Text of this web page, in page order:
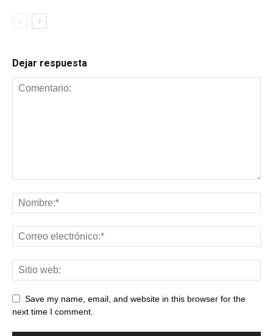
Dejar respuesta
Save my name, email, and website in this browser for the
next time I comment.